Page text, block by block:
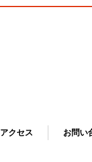
アクセス お問い